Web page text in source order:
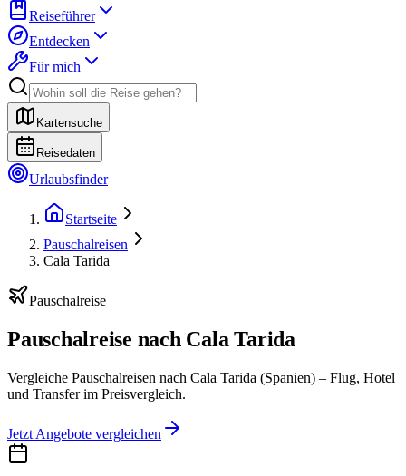
Reiseführer
Entdecken
Für mich
Kartensuche
Reisedaten
Urlaubsfinder
Startseite
Pauschalreisen
Cala Tarida
Pauschalreise
Pauschalreise nach Cala Tarida
Vergleiche Pauschalreisen nach Cala Tarida (Spanien) – Flug, Hotel
und Transfer im Preisvergleich.
Jetzt Angebote vergleichen